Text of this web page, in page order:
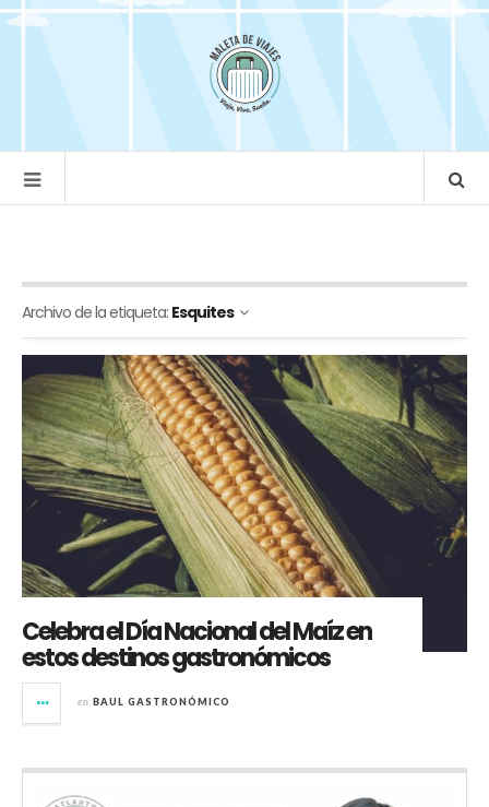
Archivo de la etiqueta: Esquites
Celebra el Día Nacional del Maíz en
estos destinos gastronómicos
en BAUL GASTRONÓMICO